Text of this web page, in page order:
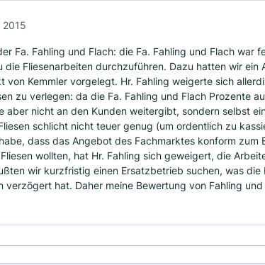
2015
Fa. Fahling und Flach: die Fa. Fahling und Flach war
die Fliesenarbeiten durchzuführen. Dazu hatten wir ein
von Kemmler vorgelegt. Hr. Fahling weigerte sich
zu verlegen: da die Fa. Fahling und Flach Prozente
aber nicht an den Kunden weitergibt, sondern selbst
schlicht nicht teuer genug (um ordentlich zu
dass das Angebot des Fachmarktes konform zum
wollten, hat Hr. Fahling sich geweigert, die
wir kurzfristig einen Ersatzbetrieb suchen, was die
verzögert hat. Daher meine Bewertung von Fahling